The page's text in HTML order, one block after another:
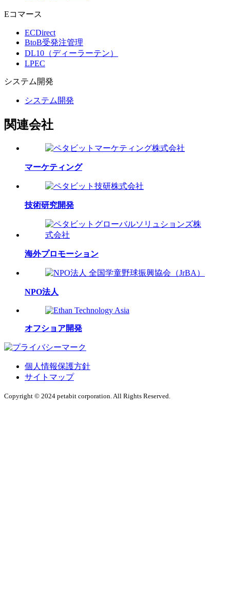
Eコマース
ECDirect
BtoB受発注管理
DL10（ディーラーテン）
LPEC
システム 開発
システム開発
関連会社
マーケティング
技術研究開発
海外プロモーション
NPO法人
オフショア開発
個人情報保護方針
サイトマップ
Copyright © 2024 petabit corporation. All Rights Reserved.